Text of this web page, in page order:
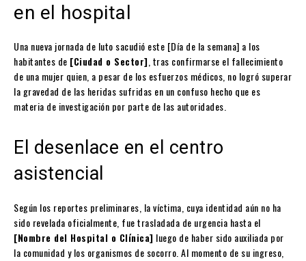
en el hospital
Una nueva jornada de luto sacudió este [Día de la semana] a los
habitantes de [Ciudad o Sector], tras confirmarse el fallecimiento
de una mujer quien, a pesar de los esfuerzos médicos, no logró superar
la gravedad de las heridas sufridas en un confuso hecho que es
materia de investigación por parte de las autoridades.
El desenlace en el centro
asistencial
Según los reportes preliminares, la víctima, cuya identidad aún no ha
sido revelada oficialmente, fue trasladada de urgencia hasta el
[Nombre del Hospital o Clínica] luego de haber sido auxiliada por
la comunidad y los organismos de socorro. Al momento de su ingreso,